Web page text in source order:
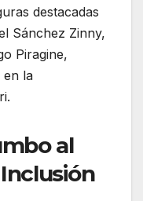
destacadas
Sánchez Zinny,
Piragine,
en la
al